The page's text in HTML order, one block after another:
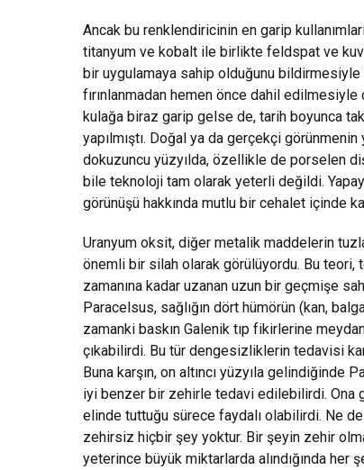
Ancak bu renklendiricinin en garip
titanyum ve kobalt ile birlikte feldspat ve
bir uygulamaya sahip olduğunu bildirmesiyle
fırınlanmadan hemen önce dahil
kulağa biraz garip gelse de, tarih boyunca
yapılmıştı. Doğal ya da gerçekçi
dokuzuncu yüzyılda, özellikle de porselen
bile teknoloji tam olarak yeterli değildi.
görünüşü hakkında mutlu bir cehalet içinde
Uranyum oksit, diğer metalik maddelerin
önemli bir silah olarak görülüyordu. Bu
zamanına kadar uzanan uzun bir geçmişe
Paracelsus, sağlığın dört hümörün (kan,
zamanki baskın Galenik tıp fikirlerine
çıkabilirdi. Bu tür dengesizliklerin tedavisi
Buna karşın, on altıncı yüzyıla
iyi benzer bir zehirle tedavi edilebilirdi. Ona
elinde tuttuğu sürece faydalı olabilirdi. Ne
zehirsiz hiçbir şey yoktur. Bir şeyin zehir
yeterince büyük miktarlarda alındığında